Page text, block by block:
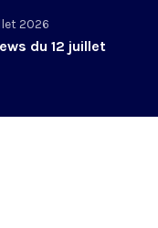
2026
du 12 juillet